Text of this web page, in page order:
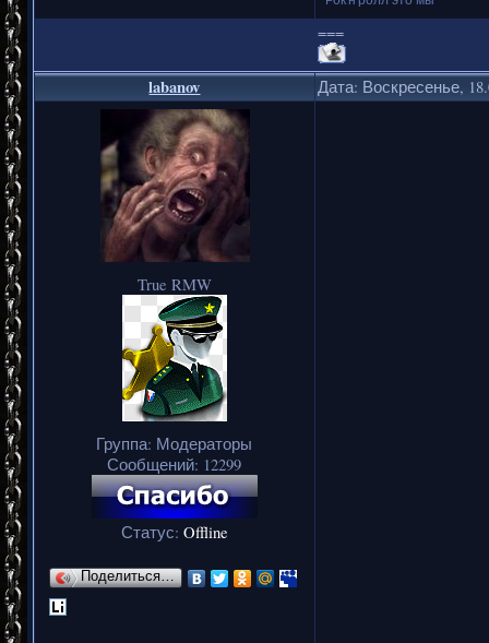
===
labanov Дата: Воскресенье,
True RMW
Группа: Модераторы
Сообщений: 12299
Статус: Offline
Поделиться…